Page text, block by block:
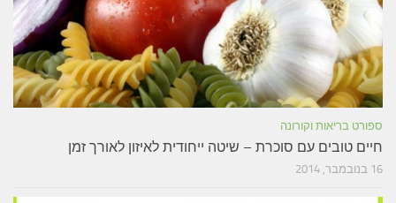
ספורט בריאות וקורונה
חיים טובים עם סוכרת – שיטה ייחודית לאיזון לאורך זמן
16 בנובמבר, 2014